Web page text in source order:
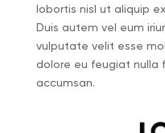
lobortis nisl ut aliquip
Duis autem vel eum
vulputate velit esse
dolore eu feugiat nulla
accumsan.